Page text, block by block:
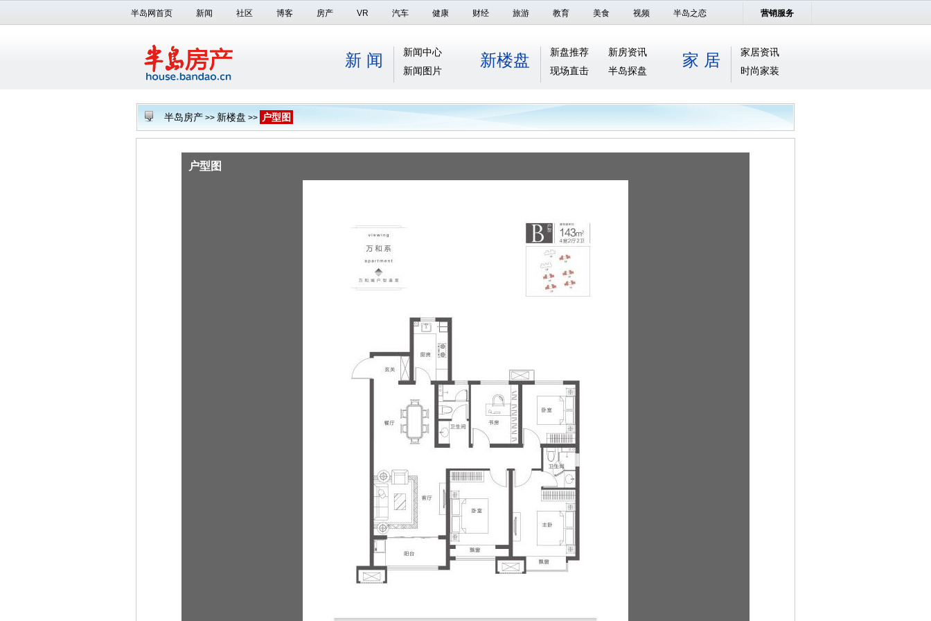
半岛网首页 新闻 社区 博客 房产 VR 汽车 健康 财经 旅游 教育 美食 视频 半岛之恋 营销服务
新 闻
新闻中心
新闻图片
新楼盘 新盘推荐
新房资讯
现场直击
半岛探盘
家 居
家居资讯
时尚家装
半岛房产 >> 新楼盘 >> 户型图
户型图